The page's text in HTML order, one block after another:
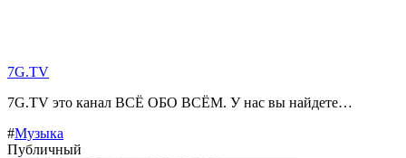
7G.TV
7G.TV это канал ВСЁ ОБО ВСЁМ. У нас вы найдете…
#Музыка
Публичный